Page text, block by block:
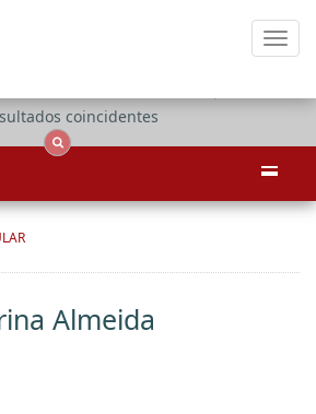
coincidentes
Almeida